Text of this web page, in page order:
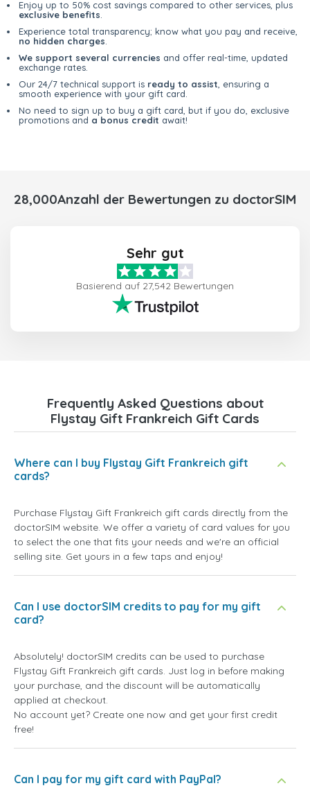
Enjoy up to 50% cost savings compared to other services, plus
exclusive benefits
Experience total transparency; know what you pay and receive,
no hidden charges
We support several currencies and offer real-time, updated
exchange rates.
Our 24/7 technical support is ready to assist , ensuring a
smooth experience with your gift card.
No need to sign up to buy a gift card, but if you do, exclusive
promotions and a bonus credit await!
28,000Anzahl der Bewertungen zu doctorSIM
Sehr gut
Basierend auf 27,542 Bewertungen
Frequently Asked Questions about
Flystay Gift Frankreich Gift Cards
Where can I buy Flystay Gift Frankreich gift
cards?
Purchase Flystay Gift Frankreich gift cards directly from the
doctorSIM website. We offer a variety of card values for you
to select the one that fits your needs and we're an official
selling site. Get yours in a few taps and enjoy!
Can I use doctorSIM credits to pay for my gift
card?
Absolutely! doctorSIM credits can be used to purchase
Flystay Gift Frankreich gift cards. Just log in before making
your purchase, and the discount will be automatically
applied at checkout.
No account yet? Create one now and get your first credit
free!
Can I pay for my gift card with PayPal?